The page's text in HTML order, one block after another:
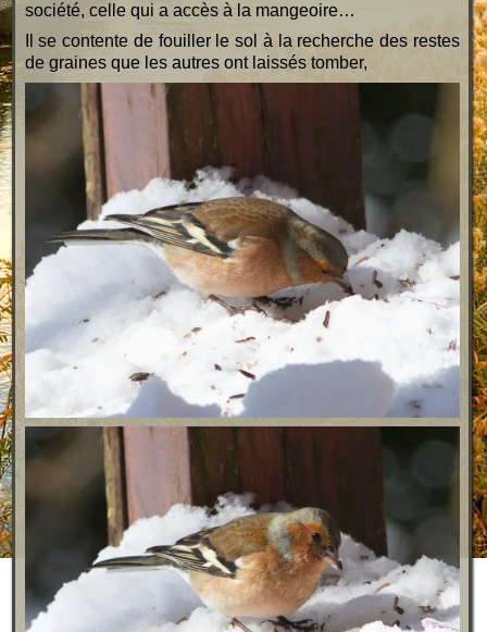
société, celle qui a accès à la mangeoire…
Il se contente de fouiller le sol à la recherche des restes
de graines que les autres ont laissés tomber,